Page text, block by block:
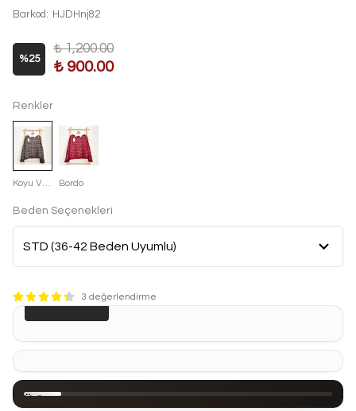
Barkod : HJDHnj82
%25
₺ 1,200.00
₺ 900.00
Renkler
Bordo
Beden Seçenekleri
3 değerlendirme
SEPETE EKLE
Ürün